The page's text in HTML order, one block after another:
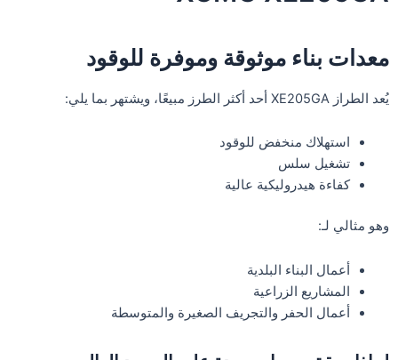
معدات بناء موثوقة وموفرة للوقود
يُعد الطراز XE205GA أحد أكثر الطرز مبيعًا، ويشتهر بما يلي:
استهلاك منخفض للوقود
تشغيل سلس
كفاءة هيدروليكية عالية
وهو مثالي لـ:
أعمال البناء البلدية
المشاريع الزراعية
أعمال الحفر والتجريف الصغيرة والمتوسطة